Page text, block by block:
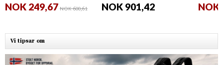
NOK 249,67NOK 600,61 NOK 901,42 NOK
Vi tipsar om